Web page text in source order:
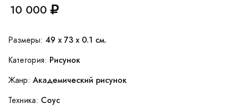
10 000
Размеры: 49 x 73 x 0.1 см.
Категория: Рисунок
Жанр: Академический рисунок
Техника: Соус